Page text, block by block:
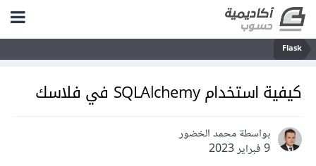
Flask
كيفية استخدام SQLAlchemy في فلاسك
بواسطة محمد الخضور
9 فبراير 2023